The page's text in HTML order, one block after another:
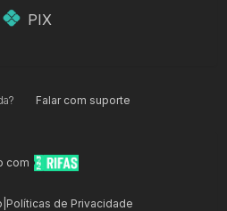
PIX
Falar com suporte
com
Políticas de Privacidade